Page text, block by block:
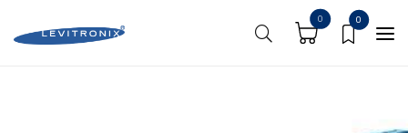
0 0